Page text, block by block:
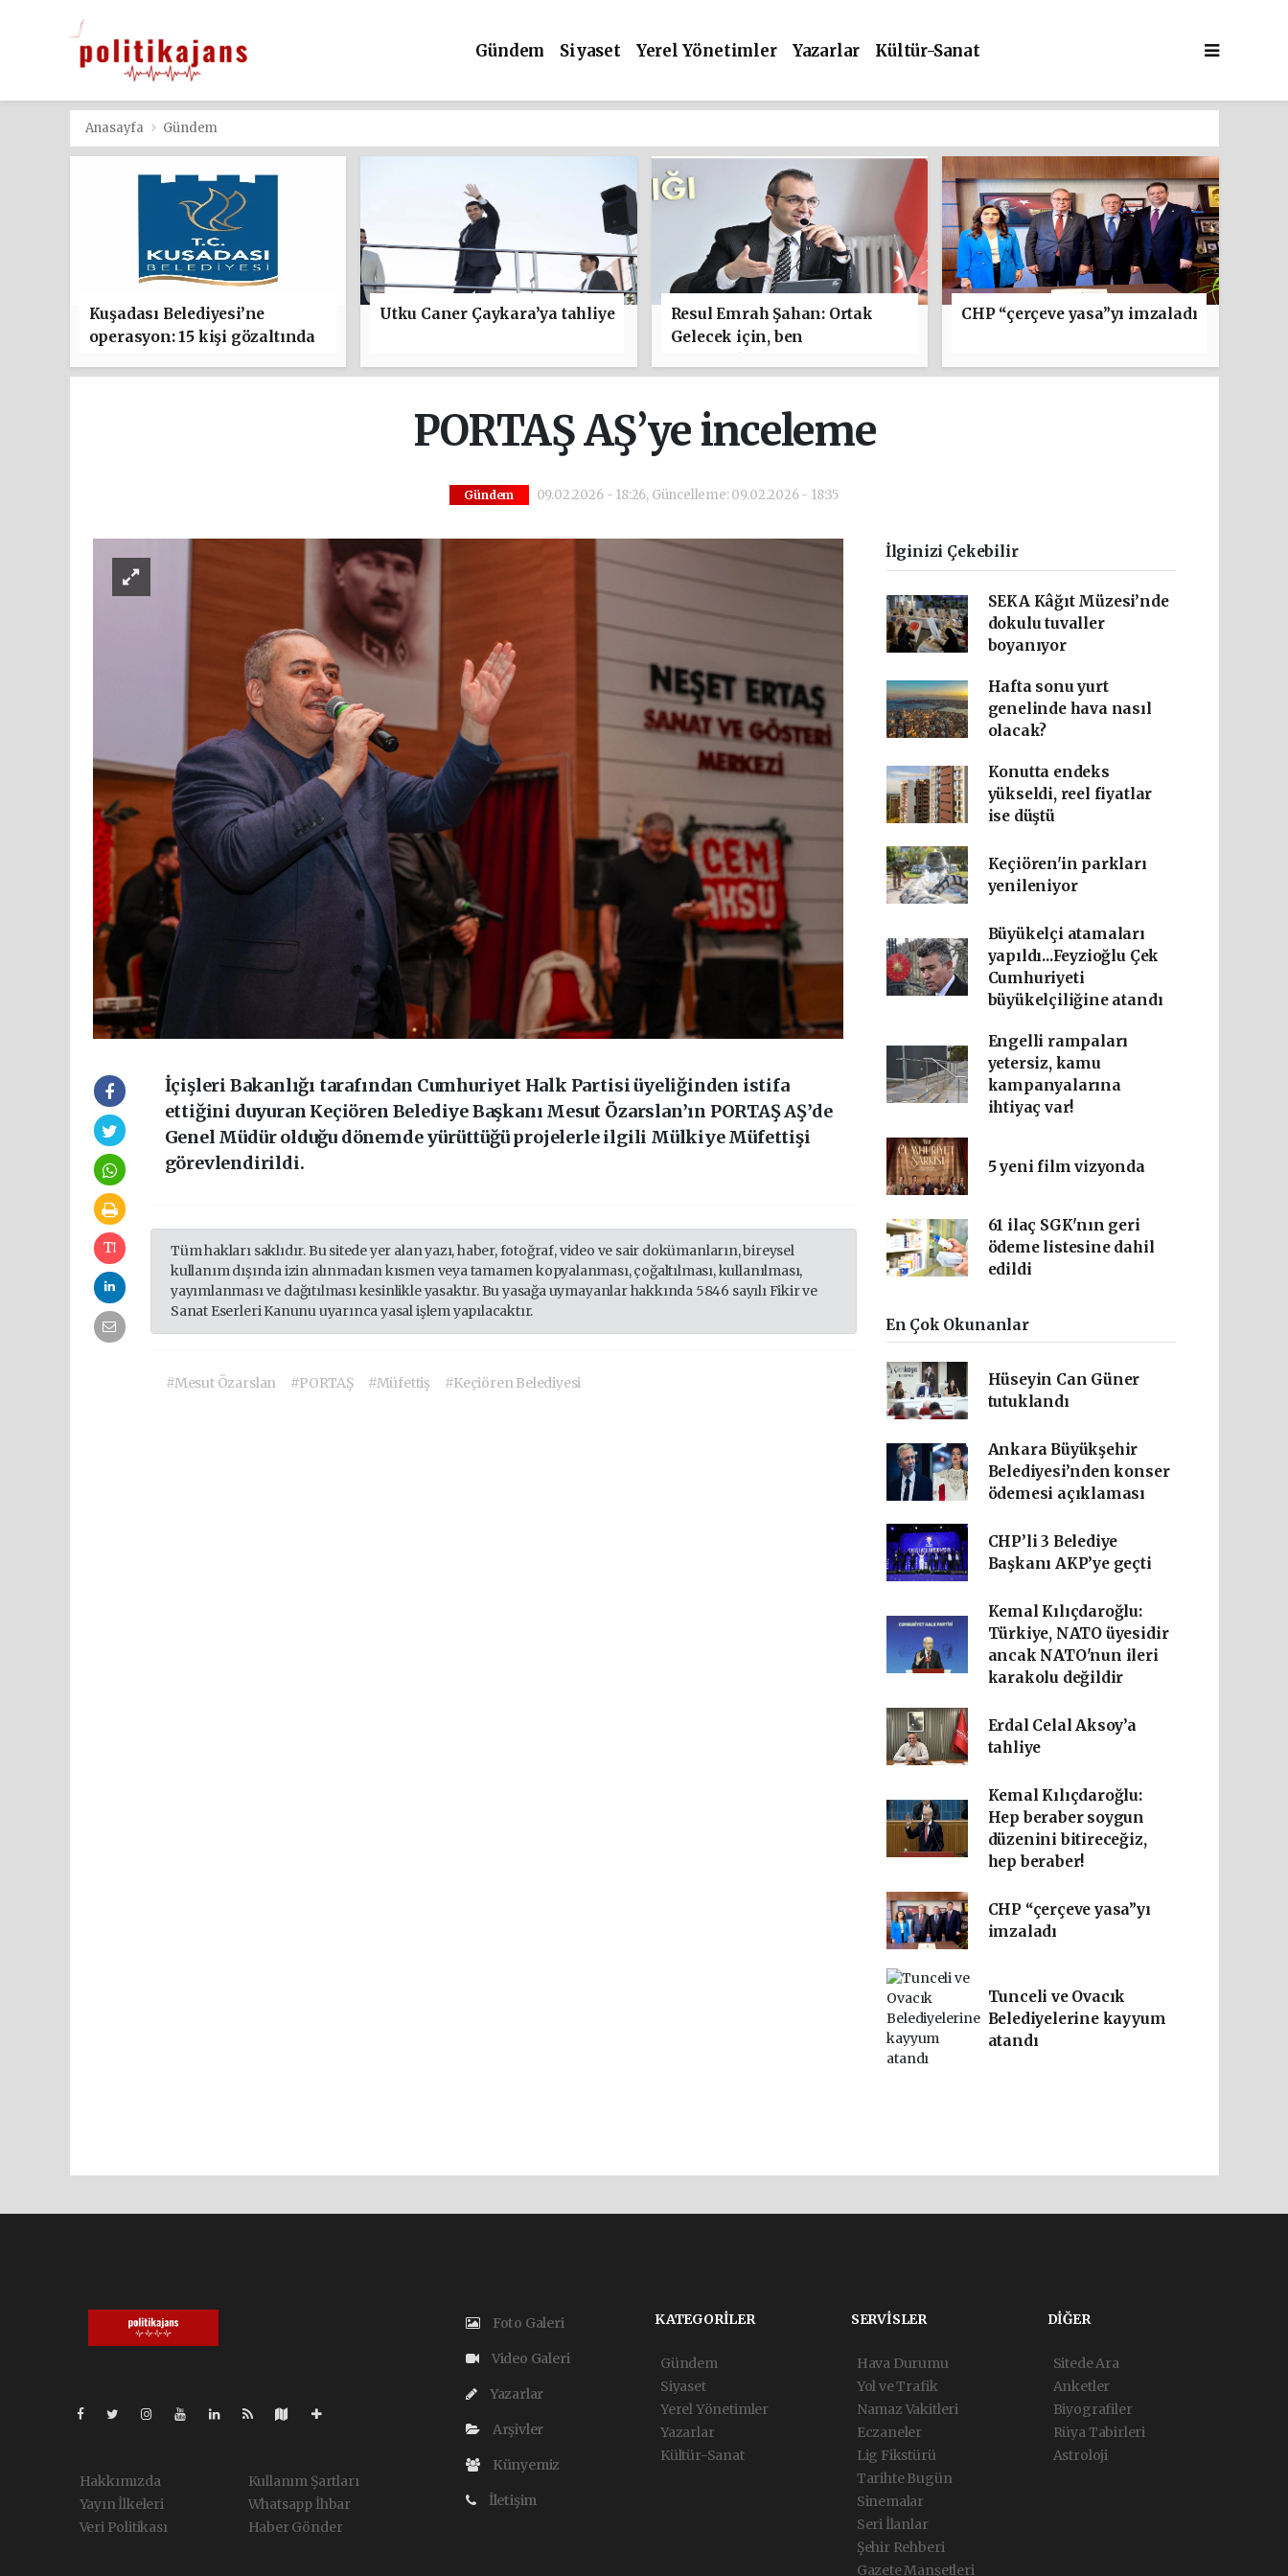
Gündem Siyaset Yerel Yönetimler Yazarlar Kültür-Sanat
Anasayfa Gündem
Kuşadası Belediyesi’ne
operasyon: 15 kişi gözaltında
Utku Caner Çaykara’ya tahliye
Resul Emrah Şahan: Ortak
Gelecek için, ben
CHP “çerçeve yasa”yı imzaladı
PORTAŞ AŞ’ye inceleme
Gündem 09.02.2026 - 18:26, Güncelleme: 09.02.2026 - 18:35
İçişleri Bakanlığı tarafından Cumhuriyet Halk Partisi üyeliğinden istifa
ettiğini duyuran Keçiören Belediye Başkanı Mesut Özarslan’ın PORTAŞ AŞ’de
Genel Müdür olduğu dönemde yürüttüğü projelerle ilgili Mülkiye Müfettişi
görevlendirildi.
Tüm hakları saklıdır. Bu sitede yer alan yazı, haber, fotoğraf, video ve sair dokümanların, bireysel
kullanım dışında izin alınmadan kısmen veya tamamen kopyalanması, çoğaltılması, kullanılması,
yayımlanması ve dağıtılması kesinlikle yasaktır. Bu yasağa uymayanlar hakkında 5846 sayılı Fikir ve
Sanat Eserleri Kanunu uyarınca yasal işlem yapılacaktır.
#Mesut Özarslan #PORTAŞ #Müfettiş #Keçiören Belediyesi
İlginizi Çekebilir
SEKA Kâğıt Müzesi’nde
dokulu tuvaller
boyanıyor
Hafta sonu yurt
genelinde hava nasıl
olacak?
Konutta endeks
yükseldi, reel fiyatlar
ise düştü
Keçiören'in parkları
yenileniyor
Büyükelçi atamaları
yapıldı...Feyzioğlu Çek
Cumhuriyeti
büyükelçiliğine atandı
Engelli rampaları
yetersiz, kamu
kampanyalarına
ihtiyaç var!
5 yeni film vizyonda
61 ilaç SGK'nın geri
ödeme listesine dahil
edildi
En Çok Okunanlar
Hüseyin Can Güner
tutuklandı
Ankara Büyükşehir
Belediyesi’nden konser
ödemesi açıklaması
CHP’li 3 Belediye
Başkanı AKP’ye geçti
Kemal Kılıçdaroğlu:
Türkiye, NATO üyesidir
ancak NATO'nun ileri
karakolu değildir
Erdal Celal Aksoy’a
tahliye
Kemal Kılıçdaroğlu:
Hep beraber soygun
düzenini bitireceğiz,
hep beraber!
CHP “çerçeve yasa”yı
imzaladı
Tunceli ve Ovacık
Belediyelerine kayyum
atandı
Hakkımızda
Yayın İlkeleri
Veri Politikası
Kullanım Şartları
Whatsapp İhbar
Haber Gönder
Foto Galeri
Video Galeri
Yazarlar
Arşivler
Künyemiz
İletişim
KATEGORİLER
Gündem
Siyaset
Yerel Yönetimler
Yazarlar
Kültür-Sanat
SERVİSLER
Hava Durumu
Yol ve Trafik
Namaz Vakitleri
Eczaneler
Lig Fikstürü
Tarihte Bugün
Sinemalar
Seri İlanlar
Şehir Rehberi
Gazete Manşetleri
DİĞER
Sitede Ara
Anketler
Biyografiler
Rüya Tabirleri
Astroloji